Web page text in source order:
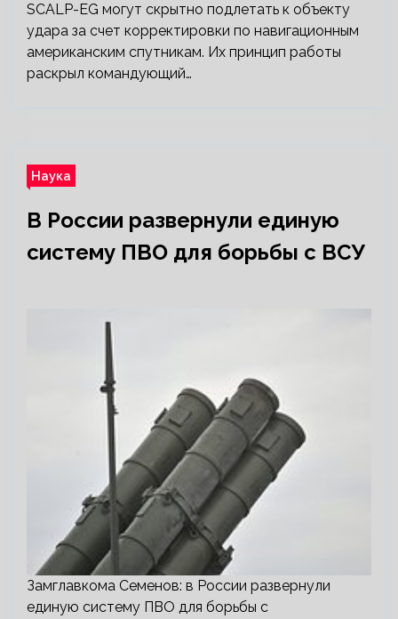
SCALP-EG могут скрытно подлетать к объекту
удара за счет корректировки по навигационным
американским спутникам. Их принцип работы
раскрыл командующий…
Наука
В России развернули единую
систему ПВО для борьбы с ВСУ
Замглавкома Семенов: в России развернули
единую систему ПВО для борьбы с